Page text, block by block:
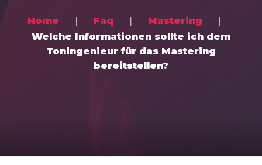
Home Faq
Mastering
Welche Informationen sollte ich dem
Toningenieur für das Mastering
bereitstellen?